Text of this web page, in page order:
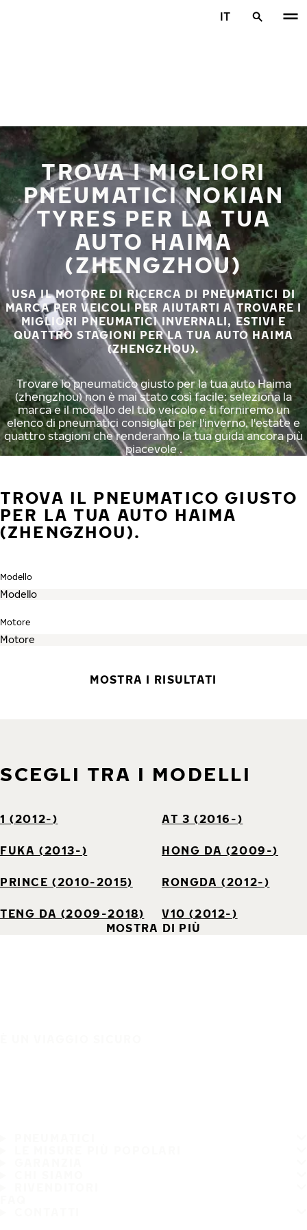
IT
TROVA I MIGLIORI
PNEUMATICI NOKIAN
TYRES PER LA TUA
AUTO HAIMA
(ZHENGZHOU)
USA IL MOTORE DI RICERCA DI PNEUMATICI DI
MARCA PER VEICOLI PER AIUTARTI A TROVARE I
MIGLIORI PNEUMATICI INVERNALI, ESTIVI E
QUATTRO STAGIONI PER LA TUA AUTO HAIMA
(ZHENGZHOU).
Trovare lo pneumatico giusto per la tua auto Haima
(zhengzhou) non è mai stato così facile: seleziona la
marca e il modello del tuo veicolo e ti forniremo un
elenco di pneumatici consigliati per l'inverno, l'estate e
quattro stagioni che renderanno la tua guida ancora più
piacevole .
TROVA IL PNEUMATICO GIUSTO
PER LA TUA AUTO HAIMA
(ZHENGZHOU).
Modello
Motore
MOSTRA I RISULTATI
SCEGLI TRA I MODELLI
1 (2012-) AT 3 (2016-)
FUKA (2013-) HONG DA (2009-)
PRINCE (2010-2015) RONGDA (2012-)
TENG DA (2009-2018)
V10 (2012-)
MOSTRA DI PIÙ